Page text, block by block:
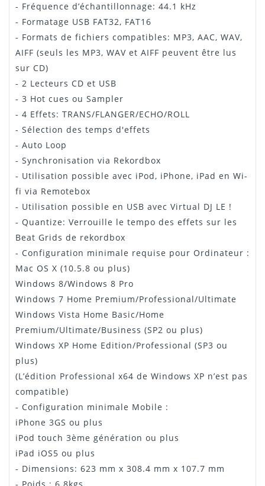
- Fréquence d’échantillonnage: 44.1 kHz
- Formatage USB FAT32, FAT16
- Formats de fichiers compatibles: MP3, AAC, WAV,
AIFF (seuls les MP3, WAV et AIFF peuvent être lus
sur CD)
- 2 Lecteurs CD et USB
- 3 Hot cues ou Sampler
- 4 Effets: TRANS/FLANGER/ECHO/ROLL
- Sélection des temps d'effets
- Auto Loop
- Synchronisation via Rekordbox
- Utilisation possible avec iPod, iPhone, iPad en Wi-
fi via Remotebox
- Utilisation possible en USB avec Virtual DJ LE !
- Quantize: Verrouille le tempo des effets sur les
Beat Grids de rekordbox
- Configuration minimale requise pour Ordinateur :
Mac OS X (10.5.8 ou plus)
Windows 8/Windows 8 Pro
Windows 7 Home Premium/Professional/Ultimate
Windows Vista Home Basic/Home
Premium/Ultimate/Business (SP2 ou plus)
Windows XP Home Edition/Professional (SP3 ou
plus)
(L’édition Professional x64 de Windows XP n’est pas
compatible)
- Configuration minimale Mobile :
iPhone 3GS ou plus
iPod touch 3ème génération ou plus
iPad iOS5 ou plus
- Dimensions: 623 mm x 308.4 mm x 107.7 mm